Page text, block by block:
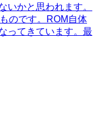
いかと思われます。
のです。ROM自体
ってきています。最